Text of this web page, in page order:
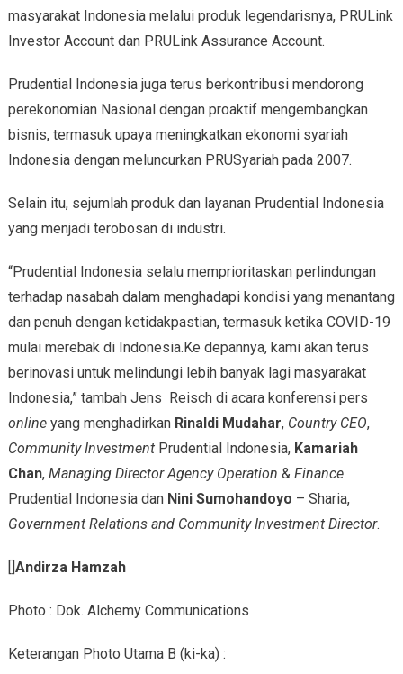
masyarakat Indonesia melalui produk legendarisnya, PRULink
Investor Account dan PRULink Assurance Account.
Prudential Indonesia juga terus berkontribusi mendorong
perekonomian Nasional dengan proaktif mengembangkan
bisnis, termasuk upaya meningkatkan ekonomi syariah
Indonesia dengan meluncurkan PRUSyariah pada 2007.
Selain itu, sejumlah produk dan layanan Prudential Indonesia
yang menjadi terobosan di industri.
“Prudential Indonesia selalu memprioritaskan perlindungan
terhadap nasabah dalam menghadapi kondisi yang menantang
dan penuh dengan ketidakpastian, termasuk ketika COVID-19
mulai merebak di Indonesia.Ke depannya, kami akan terus
berinovasi untuk melindungi lebih banyak lagi masyarakat
Indonesia,” tambah Jens Reisch di acara konferensi pers
online yang menghadirkan Rinaldi Mudahar, Country CEO,
Community Investment Prudential Indonesia, Kamariah
Chan, Managing Director Agency Operation & Finance
Prudential Indonesia dan Nini Sumohandoyo – Sharia,
Government Relations and Community Investment Director.
[]Andirza Hamzah
Photo : Dok. Alchemy Communications
Keterangan Photo Utama B (ki-ka) :